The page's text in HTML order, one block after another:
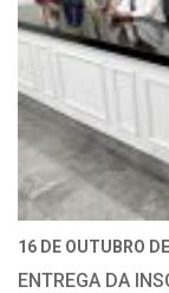
16 DE OUTUBRO
ENTREGA DA